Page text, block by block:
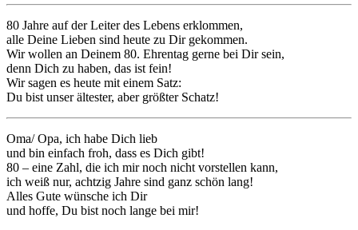
80 Jahre auf der Leiter des Lebens erklommen,
alle Deine Lieben sind heute zu Dir gekommen.
Wir wollen an Deinem 80. Ehrentag gerne bei Dir sein,
denn Dich zu haben, das ist fein!
Wir sagen es heute mit einem Satz:
Du bist unser ältester, aber größter Schatz!
Oma/ Opa, ich habe Dich lieb
und bin einfach froh, dass es Dich gibt!
80 – eine Zahl, die ich mir noch nicht vorstellen kann,
ich weiß nur, achtzig Jahre sind ganz schön lang!
Alles Gute wünsche ich Dir
und hoffe, Du bist noch lange bei mir!